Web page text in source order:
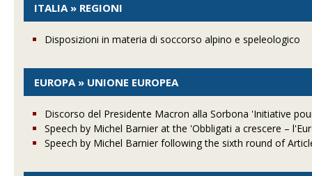
ITALIA » REGIONI
Disposizioni in materia di soccorso alpino e speleologico
EUROPA » UNIONE EUROPEA
Discorso del Presidente Macron alla Sorbona 'Initiative
Speech by Michel Barnier at the 'Obbligati a crescere –
Speech by Michel Barnier following the sixth round of